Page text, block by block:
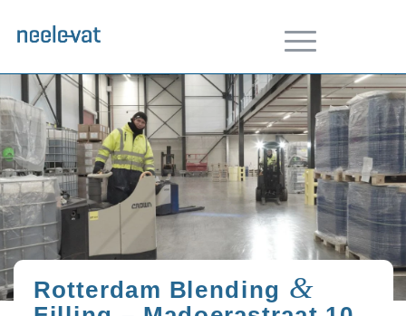
Rotterdam Blending &